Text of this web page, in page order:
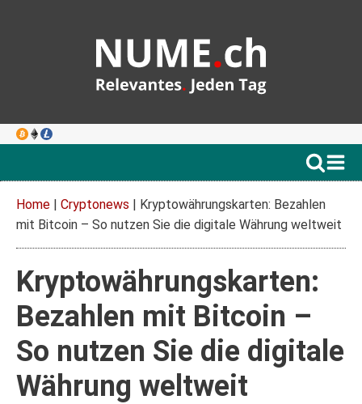
Home | Cryptonews | Kryptowährungskarten: Bezahlen
mit Bitcoin – So nutzen Sie die digitale Währung weltweit
Kryptowährungskarten:
Bezahlen mit Bitcoin –
So nutzen Sie die digitale
Währung weltweit